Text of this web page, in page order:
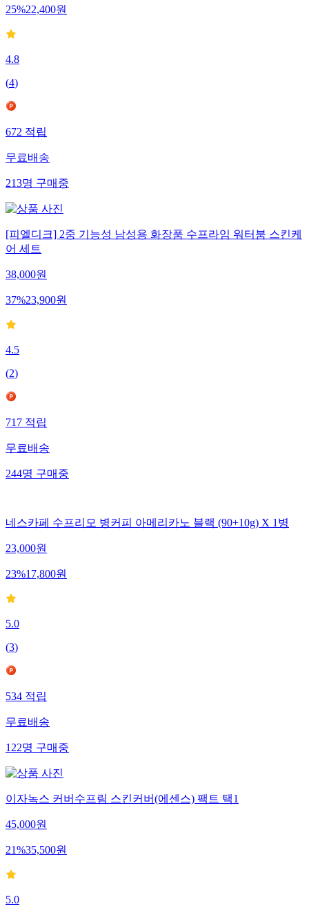
25%22,400원
4.8
(4)
672적립
무료배송
213명구매중
[피엘디크] 2중 기능성 남성용 화장품 수프라임 워터붐 스킨케
어 세트
38,000원
37%23,900원
4.5
(2)
717적립
무료배송
244명구매중
네스카페 수프리모 병커피 아메리카노 블랙 (90+10g) X 1병
23,000원
23%17,800원
5.0
(3)
534적립
무료배송
122명구매중
이자녹스 커버수프림 스킨커버(에센스) 팩트 택1
45,000원
21%35,500원
5.0